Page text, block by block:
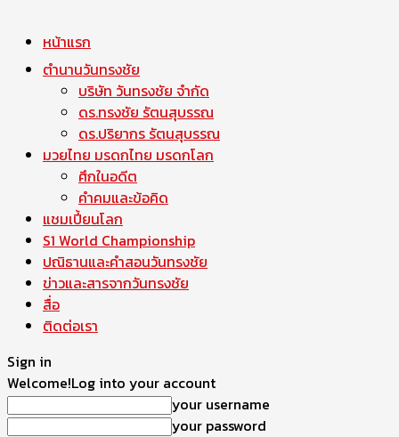
หน้าแรก
ตำนานวันทรงชัย
บริษัท วันทรงชัย จำกัด
ดร.ทรงชัย รัตนสุบรรณ
ดร.ปริยากร รัตนสุบรรณ
มวยไทย มรดกไทย มรดกโลก
ศึกในอดีต
คำคมและข้อคิด
แชมเปี้ยนโลก
S1 World Championship
ปณิธานและคำสอนวันทรงชัย
ข่าวและสารจากวันทรงชัย
สื่อ
ติดต่อเรา
Sign in
Welcome!Log into your account
your username
your password